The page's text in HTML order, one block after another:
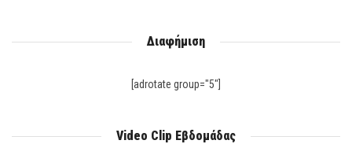
Διαφήμιση
[adrotate group="5"]
Video Clip Εβδομάδας